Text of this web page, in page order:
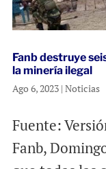
Fanb destruye
la minería ilegal
Ago 6, 2023| Noticias
Fuente:
Fanb,